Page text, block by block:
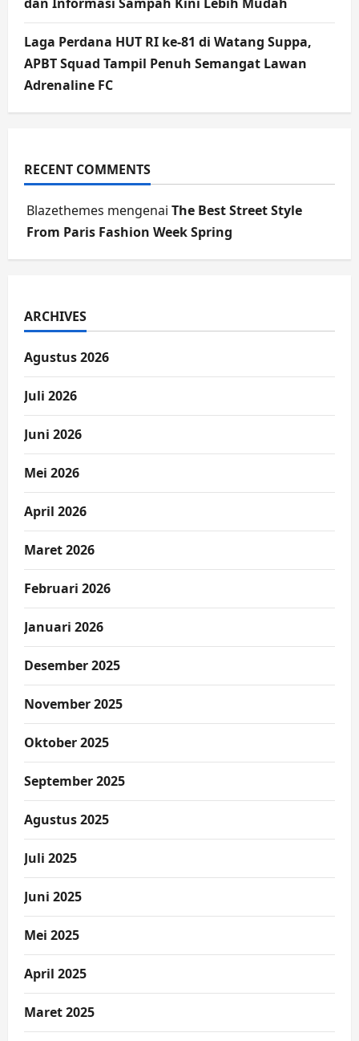
Laga Perdana HUT RI ke-81 di Watang Suppa,
APBT Squad Tampil Penuh Semangat Lawan
Adrenaline FC
RECENT COMMENTS
Blazethemes mengenai The Best Street Style
From Paris Fashion Week Spring
ARCHIVES
Agustus 2026
Juli 2026
Juni 2026
Mei 2026
April 2026
Maret 2026
Februari 2026
Januari 2026
Desember 2025
November 2025
Oktober 2025
September 2025
Agustus 2025
Juli 2025
Juni 2025
Mei 2025
April 2025
Maret 2025